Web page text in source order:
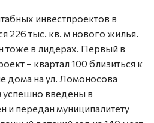
инвестпроектов в
226 тыс. кв. м нового жилья.
тоже в лидерах. Первый в
– квартал 100 близиться к
дома на ул. Ломоносова
введены в
и передан муниципалитету